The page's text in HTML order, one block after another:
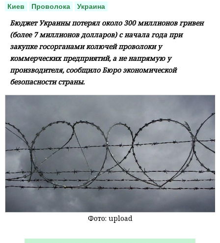
Киев Проволока Украина
Бюджет Украины потерял около 300 миллионов гривен
(более 7 миллионов долларов) с начала года при
закупке госорганами колючей проволоки у
коммерческих предприятий, а не напрямую у
производителя, сообщило Бюро экономической
безопасности страны.
Фото: upload